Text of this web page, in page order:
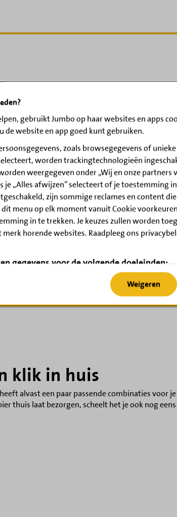
jezelf extra makkelijk met de handige lijstjes.
145 producten
klik in huis
alvast een paar passende combinaties voor
thuis laat bezorgen, scheelt het je ook nog
gebruikt Jumbo op haar websites en apps
de website en app goed kunt gebruiken.
zoals browsegegevens of
worden trackingtechnologieën
weergegeven onder „Wij en onze partners
je „Alles afwijzen” selecteert of je toestemming
zijn sommige reclames en content
menu op elk moment vanuit Cookie
in te trekken. Je keuzes zullen worden
horende websites. Raadpleeg ons
gegevens voor de volgende doeleinden:
en/of openen. Beperkte gegevens gebruiken
behoeve van gepersonaliseerde advertenties.
advertenties. Profielen aanmaken ter
Weigeren